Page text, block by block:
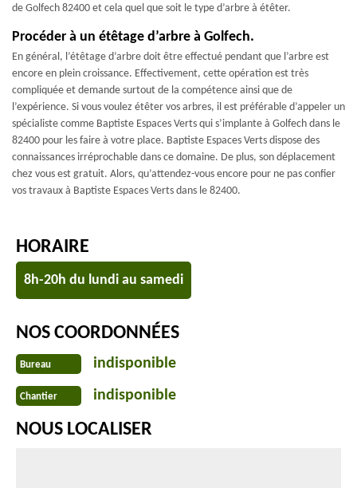
de Golfech 82400 et cela quel que soit le type d’arbre à étêter.
Procéder à un étêtage d’arbre à Golfech.
En général, l’étêtage d’arbre doit être effectué pendant que l’arbre est
encore en plein croissance. Effectivement, cette opération est très
compliquée et demande surtout de la compétence ainsi que de
l’expérience. Si vous voulez étêter vos arbres, il est préférable d’appeler un
spécialiste comme Baptiste Espaces Verts qui s’implante à Golfech dans le
82400 pour les faire à votre place. Baptiste Espaces Verts dispose des
connaissances irréprochable dans ce domaine. De plus, son déplacement
chez vous est gratuit. Alors, qu’attendez-vous encore pour ne pas confier
vos travaux à Baptiste Espaces Verts dans le 82400.
HORAIRE
8h-20h du lundi au samedi
NOS COORDONNÉES
Bureau indisponible
Chantier indisponible
NOUS LOCALISER